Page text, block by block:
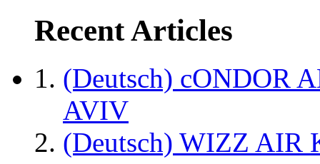
Recent Articles
(Deutsch) cONDOR
AVIV
(Deutsch) WIZZ AIR